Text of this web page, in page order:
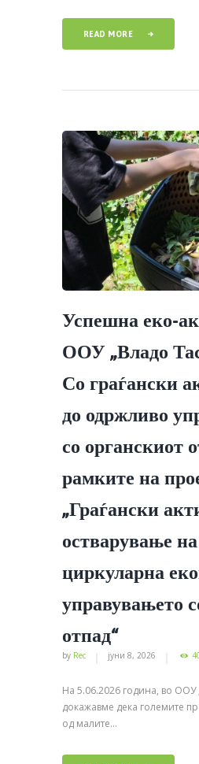
READ MORE
Успешна еко-
ООУ „Владо
Со граѓански
до одржливо
со органскиот
рамките на
„Граѓански
остварување на
циркуларна
управувањето
отпад“
by Rec јуни 8, 2026
На 5.06.2026 година, во ООУ
докажавме дека големите
од малите...